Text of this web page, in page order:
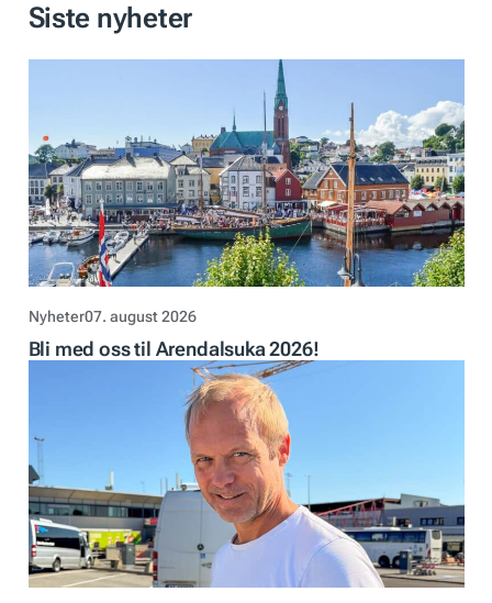
Siste nyheter
Nyheter07. august 2026
Bli med oss til Arendalsuka 2026!